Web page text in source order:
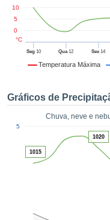
digital
fornecer-
de alta
CONTINUAR
Temperatura Máxima
Seg10 Qua12 Sex 14
0
5
10
°C
Gráficos de
Chuva, neve e
5
1015
1020